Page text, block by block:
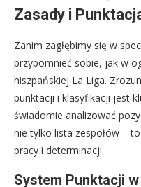
Zasady i
Zanim zagłębimy się w
przypomnieć sobie, jak w
hiszpańskiej La Liga.
punktacji i klasyfikacji jest
świadomie analizować
nie tylko lista zespołów –
pracy i determinacji.
System Punktacji